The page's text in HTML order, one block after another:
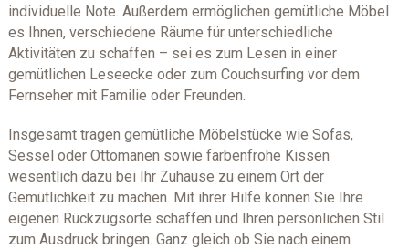
individuelle Note. Außerdem ermöglichen gemütliche Möbel
es Ihnen, verschiedene Räume für unterschiedliche
Aktivitäten zu schaffen – sei es zum Lesen in einer
gemütlichen Leseecke oder zum Couchsurfing vor dem
Fernseher mit Familie oder Freunden.
Insgesamt tragen gemütliche Möbelstücke wie Sofas,
Sessel oder Ottomanen sowie farbenfrohe Kissen
wesentlich dazu bei Ihr Zuhause zu einem Ort der
Gemütlichkeit zu machen. Mit ihrer Hilfe können Sie Ihre
eigenen Rückzugsorte schaffen und Ihren persönlichen Stil
zum Ausdruck bringen. Ganz gleich ob Sie nach einem